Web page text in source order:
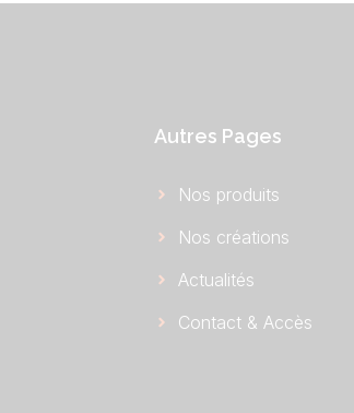
Autres Pages
Nos produits
Nos créations
Actualités
Contact & Accès